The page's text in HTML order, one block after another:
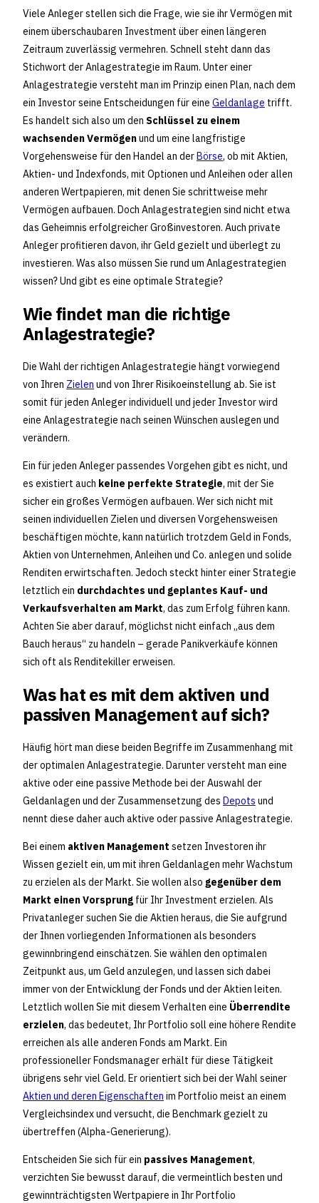
Viele Anleger stellen sich die Frage, wie sie ihr Vermögen mit
einem überschaubaren Investment über einen längeren
Zeitraum zuverlässig vermehren. Schnell steht dann das
Stichwort der Anlagestrategie im Raum. Unter einer
Anlagestrategie versteht man im Prinzip einen Plan, nach dem
ein Investor seine Entscheidungen für eine Geldanlage trifft.
Es handelt sich also um den Schlüssel zu einem
wachsenden Vermögenund um eine langfristige
Vorgehensweise für den Handel an der Börse, ob mit Aktien,
Aktien- und Indexfonds, mit Optionen und Anleihen oder allen
anderen Wertpapieren, mit denen Sie schrittweise mehr
Vermögen aufbauen. Doch Anlagestrategien sind nicht etwa
das Geheimnis erfolgreicher Großinvestoren. Auch private
Anleger profitieren davon, ihr Geld gezielt und überlegt zu
investieren. Was also müssen Sie rund um Anlagestrategien
wissen? Und gibt es eine optimale Strategie?
Wie findet man die richtige
Anlagestrategie?
Die Wahl der richtigen Anlagestrategie hängt vorwiegend
von Ihren Zielen und von Ihrer Risikoeinstellung ab. Sie ist
somit für jeden Anleger individuell und jeder Investor wird
eine Anlagestrategie nach seinen Wünschen auslegen und
verändern.
Ein für jeden Anleger passendes Vorgehen gibt es nicht, und
es existiert auch keine perfekte Strategie, mit der Sie
sicher ein großes Vermögen aufbauen. Wer sich nicht mit
seinen individuellen Zielen und diversen Vorgehensweisen
beschäftigen möchte, kann natürlich trotzdem Geld in Fonds,
Aktien von Unternehmen, Anleihen und Co. anlegen und solide
Renditen erwirtschaften. Jedoch steckt hinter einer Strategie
letztlich ein durchdachtes und geplantes Kauf- und
Verkaufsverhalten am Markt, das zum Erfolg führen kann.
Achten Sie aber darauf, möglichst nicht einfach „aus dem
Bauch heraus“ zu handeln – gerade Panikverkäufe können
sich oft als Renditekiller erweisen.
Was hat es mit dem aktiven und
passiven Management auf sich?
Häufig hört man diese beiden Begriffe im Zusammenhang mit
der optimalen Anlagestrategie. Darunter versteht man eine
aktive oder eine passive Methode bei der Auswahl der
Geldanlagen und der Zusammensetzung des Depots und
nennt diese daher auch aktive oder passive Anlagestrategie.
Bei einem aktiven Management setzen Investoren ihr
Wissen gezielt ein, um mit ihren Geldanlagen mehr Wachstum
zu erzielen als der Markt. Sie wollen also gegenüber dem
Markt einen Vorsprung für Ihr Investment erzielen. Als
Privatanleger suchen Sie die Aktien heraus, die Sie aufgrund
der Ihnen vorliegenden Informationen als besonders
gewinnbringend einschätzen. Sie wählen den optimalen
Zeitpunkt aus, um Geld anzulegen, und lassen sich dabei
immer von der Entwicklung der Fonds und der Aktien leiten.
Letztlich wollen Sie mit diesem Verhalten eine Überrendite
erzielen, das bedeutet, Ihr Portfolio soll eine höhere Rendite
erreichen als alle anderen Fonds am Markt. Ein
professioneller Fondsmanager erhält für diese Tätigkeit
übrigens sehr viel Geld. Er orientiert sich bei der Wahl seiner
Aktien und deren Eigenschaften im Portfolio meist an einem
Vergleichsindex und versucht, die Benchmark gezielt zu
übertreffen (Alpha-Generierung).
Entscheiden Sie sich für ein passives Management,
verzichten Sie bewusst darauf, die vermeintlich besten und
gewinnträchtigsten Wertpapiere in Ihr Portfolio